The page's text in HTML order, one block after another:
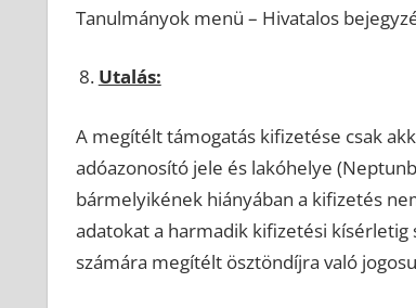
Tanulmányok menü – Hivatalos
Utalás:
A megítélt támogatás kifizetése csak
adóazonosító jele és lakóhelye
bármelyikének hiányában a kifizetés
adatokat a harmadik kifizetési kísérletig
számára megítélt ösztöndíjra való